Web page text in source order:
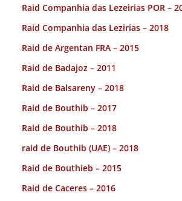
Raid Companhia das Lezeirias POR –
Raid Companhia das Lezirias – 2018
Raid de Argentan FRA – 2015
Raid de Badajoz – 2011
Raid de Balsareny – 2018
Raid de Bouthib – 2017
Raid de Bouthib – 2018
raid de Bouthib (UAE) – 2018
Raid de Bouthieb – 2015
Raid de Caceres – 2016